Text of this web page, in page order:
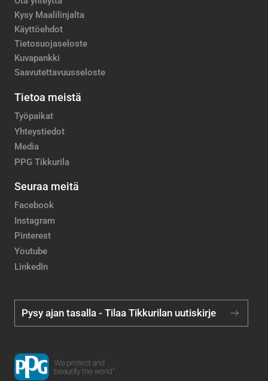
Kysy Maalilinjalta
Käyttöehdot
Tietosuojaseloste
Kuvapankki
Saavutettavuusseloste
Tietoa meistä
Työpaikat
Yhteystiedot
Media
PPG Tikkurila
Seuraa meitä
Facebook
Instagram
Pinterest
Youtube
LinkedIn
Pysy ajan tasalla - Tilaa Tikkurilan uutiskirje